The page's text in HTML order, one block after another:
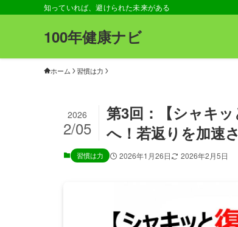
知っていれば、避けられた未来がある
100年健康ナビ
ホーム 習慣は力
第3回：【シャキ
へ！若返りを加速
2026
2/05
習慣は力 2026年1月26日 2026年2月5日